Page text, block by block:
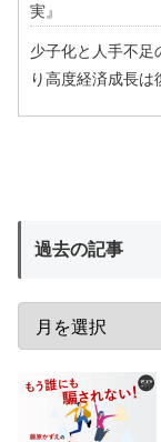
実』
少子化と人手不足
り高度経済成長は
過去の記事